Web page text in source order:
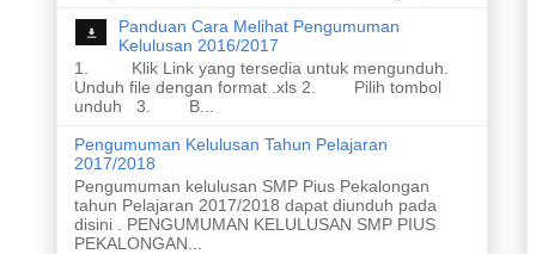
Panduan Cara Melihat Pengumuman
Kelulusan 2016/2017
1. Klik Link yang tersedia untuk mengunduh.
Unduh file dengan format .xls 2. Pilih tombol
unduh 3. B...
Pengumuman Kelulusan Tahun Pelajaran
2017/2018
Pengumuman kelulusan SMP Pius Pekalongan
tahun Pelajaran 2017/2018 dapat diunduh pada
disini . PENGUMUMAN KELULUSAN SMP PIUS
PEKALONGAN...